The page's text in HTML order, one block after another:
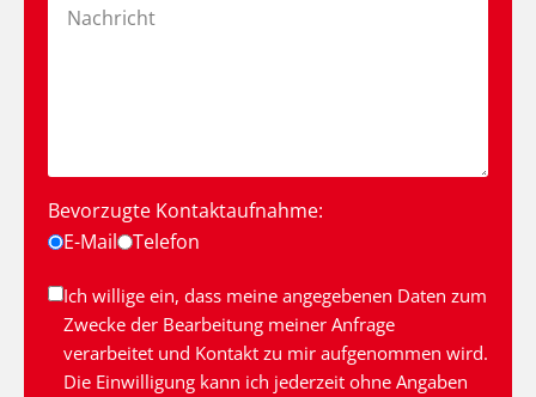
Bevorzugte Kontaktaufnahme:
E-Mail
Telefon
Ich willige ein, dass meine angegebenen Daten zum
Zwecke der Bearbeitung meiner Anfrage
verarbeitet und Kontakt zu mir aufgenommen wird.
Die Einwilligung kann ich jederzeit ohne Angaben